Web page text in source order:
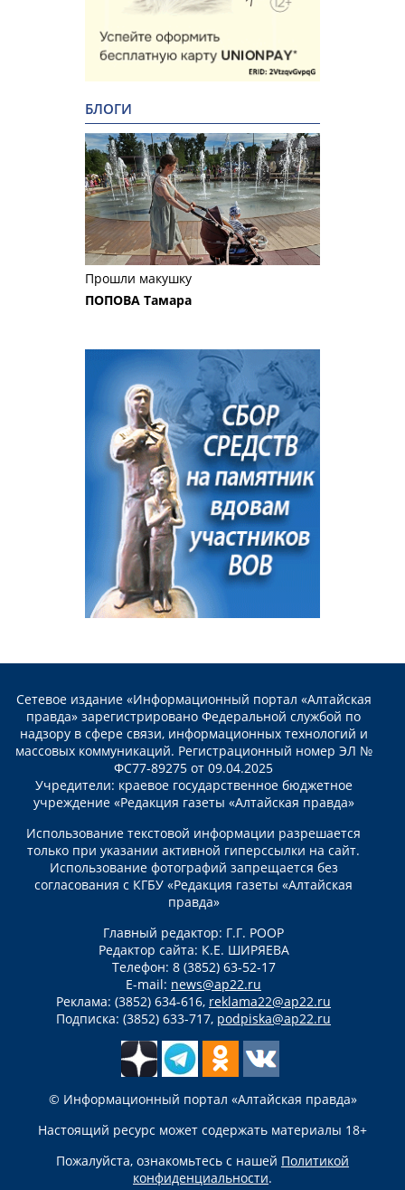
БЛОГИ
Прошли макушку
ПОПОВА Тамара
Сетевое издание «Информационный портал «Алтайская
правда» зарегистрировано Федеральной службой по
надзору в сфере связи, информационных технологий и
массовых коммуникаций. Регистрационный номер ЭЛ №
ФС77-89275 от 09.04.2025
Учредители: краевое государственное бюджетное
учреждение «Редакция газеты «Алтайская правда»
Использование текстовой информации разрешается
только при указании активной гиперссылки на сайт.
Использование фотографий запрещается без
согласования с КГБУ «Редакция газеты «Алтайская
правда»
Главный редактор: Г.Г. РООР
Редактор сайта: К.Е. ШИРЯЕВА
Телефон: 8 (3852) 63-52-17
E-mail: news@ap22.ru
Реклама: (3852) 634-616, reklama22@ap22.ru
Подписка: (3852) 633-717, podpiska@ap22.ru
© Информационный портал «Алтайская правда»
Настоящий ресурс может содержать материалы 18+
Пожалуйста, ознакомьтесь с нашей Политикой
конфиденциальности.